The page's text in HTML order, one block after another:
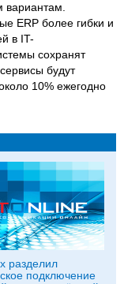
вариантам.
ERP более гибки и
в IT-
сохранят
будут
10% ежегодно
разделил
подключение